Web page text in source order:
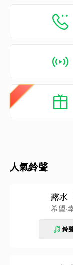
人氣鈴聲
露水
希望‧
鈴